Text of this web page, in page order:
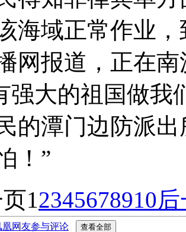
海域正常作业
网报道，正在
强大的祖国做我
的潭门边防派
！”
12345678910
凰网友参与评论